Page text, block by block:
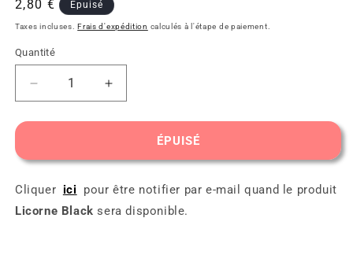
Prix
habituel
2,80 € Épuisé
Taxes incluses.Frais d'expédition calculés à l'étape de paiement.
Quantité
Réduire
la
quantité
Licorne
Augmenter
la
quantité
Licorne
ÉPUISÉ
Cliquer ici
pour être notifier par e-mail quand le produit
Licorne Black sera disponible.